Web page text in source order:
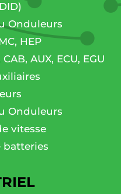
Onduleurs
HEP
AUX, ECU, EGU
Onduleurs
vitesse
batteries